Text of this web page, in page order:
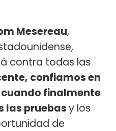
Mesereau,
contra todas las
confiamos en
finalmente
las pruebasy los
de